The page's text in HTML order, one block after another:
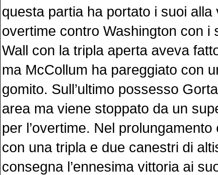
questa partia ha portato i suoi alla
overtime contro Washington con i
Wall con la tripla aperta aveva
ma McCollum ha pareggiato con
gomito. Sull’ultimo possesso
area ma viene stoppato da un
per l’overtime. Nel
con una tripla e due canestri di
consegna l’ennesima vittoria ai